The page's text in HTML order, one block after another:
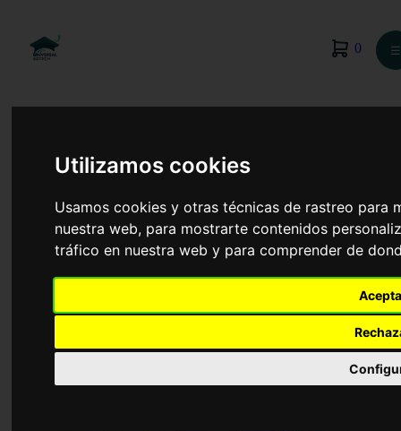
Utilizamos cookies
Usamos cookies y otras técnicas de rastreo para
nuestra web, para mostrarte contenidos
tráfico en nuestra web y para comprender de
0 ☰
Diseño Industrial